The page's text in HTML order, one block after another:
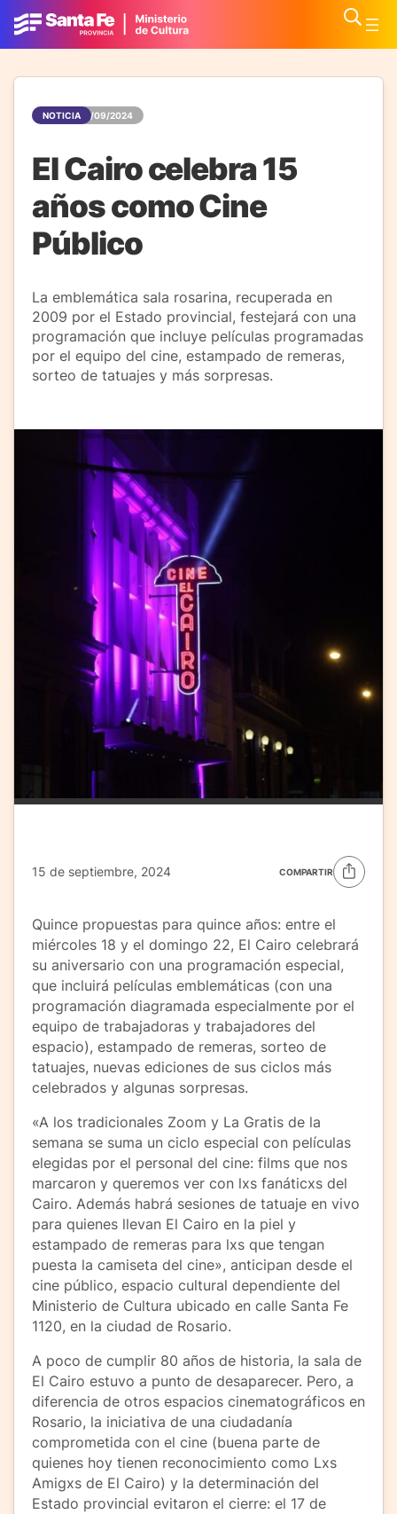
NOTICIA 15/09/2024
El Cairo celebra 15
años como Cine
Público
La emblemática sala rosarina, recuperada en
2009 por el Estado provincial, festejará con una
programación que incluye películas programadas
por el equipo del cine, estampado de remeras,
sorteo de tatuajes y más sorpresas.
15 de septiembre, 2024 COMPARTIR
Quince propuestas para quince años: entre el
miércoles 18 y el domingo 22, El Cairo celebrará
su aniversario con una programación especial,
que incluirá películas emblemáticas (con una
programación diagramada especialmente por el
equipo de trabajadoras y trabajadores del
espacio), estampado de remeras, sorteo de
tatuajes, nuevas ediciones de sus ciclos más
celebrados y algunas sorpresas.
«A los tradicionales Zoom y La Gratis de la
semana se suma un ciclo especial con películas
elegidas por el personal del cine: films que nos
marcaron y queremos ver con lxs fanáticxs del
Cairo. Además habrá sesiones de tatuaje en vivo
para quienes llevan El Cairo en la piel y
estampado de remeras para lxs que tengan
puesta la camiseta del cine», anticipan desde el
cine público, espacio cultural dependiente del
Ministerio de Cultura ubicado en calle Santa Fe
1120, en la ciudad de Rosario.
A poco de cumplir 80 años de historia, la sala de
El Cairo estuvo a punto de desaparecer. Pero, a
diferencia de otros espacios cinematográficos en
Rosario, la iniciativa de una ciudadanía
comprometida con el cine (buena parte de
quienes hoy tienen reconocimiento como Lxs
Amigxs de El Cairo) y la determinación del
Estado provincial evitaron el cierre: el 17 de